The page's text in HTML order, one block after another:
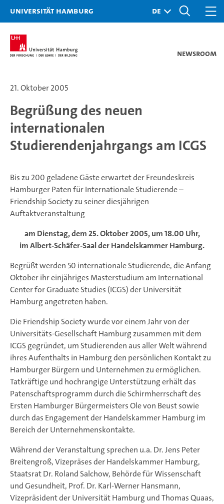
Universität Hamburg
Newsroom
21. Oktober 2005
Begrüßung des neuen
internationalen
Studierendenjahrgangs am ICGS
Bis zu 200 geladene Gäste erwartet der Freundeskreis
Hamburger Paten für Internationale Studierende –
Friendship Society zu seiner diesjährigen
Auftaktveranstaltung
am Dienstag, dem 25. Oktober 2005, um 18.00 Uhr,
im Albert-Schäfer-Saal der Handelskammer Hamburg.
Begrüßt werden 50 internationale Studierende, die Anfang
Oktober ihr einjähriges Masterstudium am International
Center for Graduate Studies (ICGS) der Universität
Hamburg angetreten haben.
Die Friendship Society wurde vor einem Jahr von der
Universitäts-Gesellschaft Hamburg zusammen mit dem
ICGS gegründet, um Studierenden aus aller Welt während
ihres Aufenthalts in Hamburg den persönlichen Kontakt zu
Hamburger Bürgern und Unternehmen zu ermöglichen.
Tatkräftige und hochrangige Unterstützung erhält das
Patenschaftsprogramm durch die Schirmherrschaft des
Ersten Hamburger Bürgermeisters Ole von Beust sowie
durch das Engagement der Handelskammer Hamburg im
Bereich der Unternehmenskontakte.
Während der Veranstaltung sprechen u.a. Dr. Jens Peter
Breitengroß, Vizepräses der Handelskammer Hamburg,
Staatsrat Dr. Roland Salchow, Behörde für Wissenschaft
und Gesundheit, Prof. Dr. Karl-Werner Hansmann,
Vizepräsident der Universität Hamburg und Thomas Quaas,